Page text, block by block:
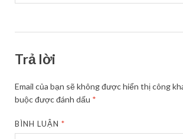
Trả lời
Email của bạn sẽ không được hiển thị công
buộc được đánh dấu *
BÌNH LUẬN*